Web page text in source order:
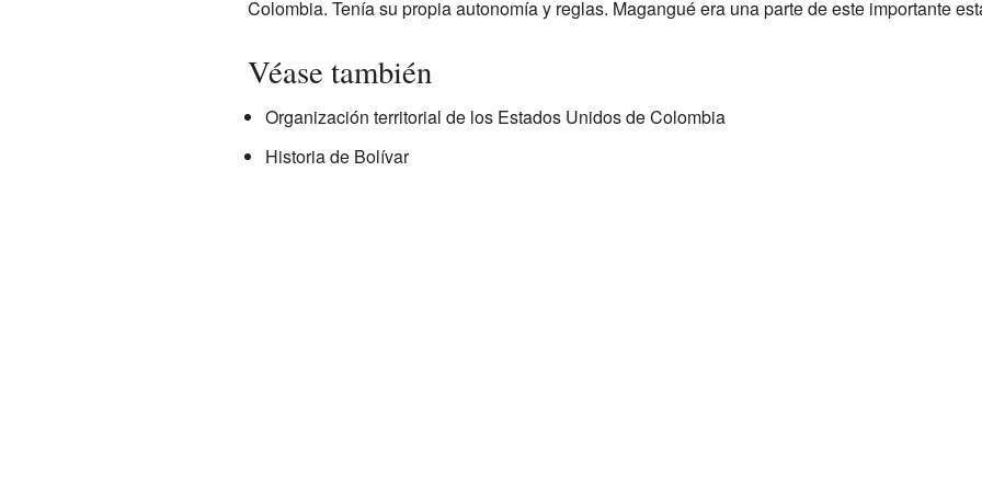
Colombia. Tenía su propia autonomía y reglas. Magangué era una parte de este importante
Véase también
Organización territorial de los Estados Unidos de Colombia
Historia de Bolívar